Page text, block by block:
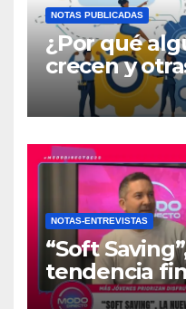
NOTAS PUBLICADAS
¿Por qué
crecen y
atrapadas
NOTAS-ENTREVISTAS
“Soft
tendencia
generación Z